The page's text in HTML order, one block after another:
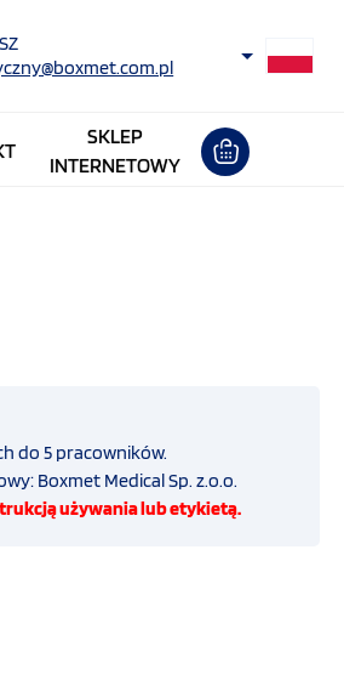
SKLEP
INTERNETOWY
do 5 pracowników.
Boxmet Medical Sp. z.o.o.
używania lub etykietą.